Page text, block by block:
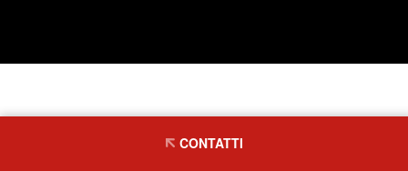
CONTATTI